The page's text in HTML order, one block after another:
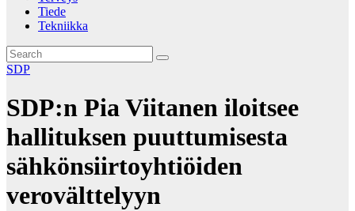
Tiede
Tekniikka
SDP
SDP:n Pia Viitanen iloitsee
hallituksen puuttumisesta
sähkönsiirtoyhtiöiden
verovälttelyyn